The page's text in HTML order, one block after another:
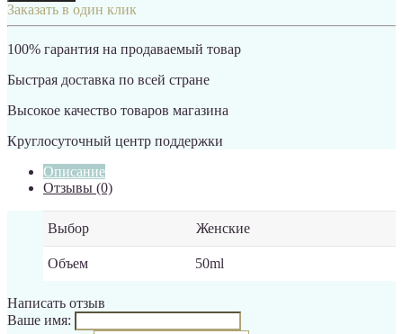
Заказать в один клик
100% гарантия на продаваемый товар
Быстрая доставка по всей стране
Высокое качество товаров магазина
Круглосуточный центр поддержки
Описание
Отзывы (0)
Выбор Женские
Объем 50ml
Написать отзыв
Ваше имя: